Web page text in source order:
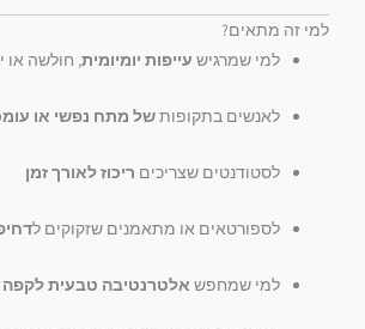
למי זה מתאים?
למי שמרגיש עייפות יומיומית, חולשה או
לאנשים בתקופותשל מתח נפשי או
לסטודנטים שצריכים ריכוז לאורך זמן
לספורטאים או מתאמנים שזקוקים ל
למי שמחפש אלטרנטיבה טבעית לקפה